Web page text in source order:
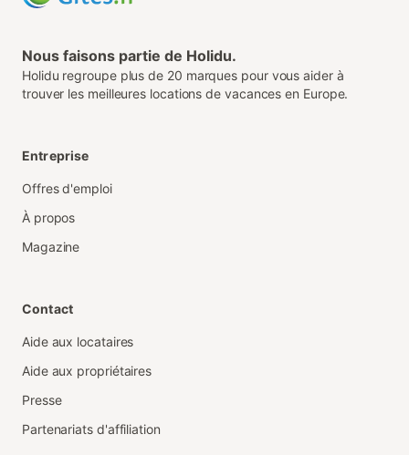
Nous faisons partie de Holidu.
Holidu regroupe plus de 20 marques pour vous aider à
trouver les meilleures locations de vacances en Europe.
Entreprise
Offres d'emploi
À propos
Magazine
Contact
Aide aux locataires
Aide aux propriétaires
Presse
Partenariats d'affiliation